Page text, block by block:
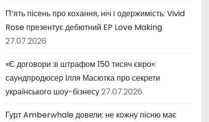
П’ять пісень про кохання, ніч і одержимість: Vivid
Rose презентує дебютний EP Love Making
27.07.2026
«Є договори зі штрафом 150 тисяч євро»:
саундпродюсер Ілля Масютка про секрети
українського шоу-бізнесу27.07.2026
Гурт Amberwhale довели: не кожну пісню має